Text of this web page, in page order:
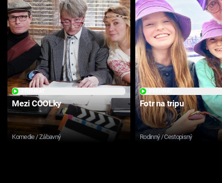
Mezi COOLky
Komedie / Zábavný
Fotr na tripu
Rodinný / Cestopisný